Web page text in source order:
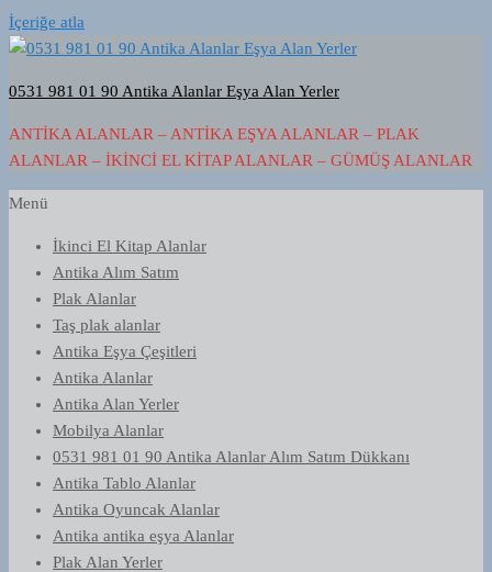
İçeriğe atla
0531 981 01 90 Antika Alanlar Eşya Alan Yerler
ANTIKA ALANLAR – ANTIKA EŞYA ALANLAR – PLAK
ALANLAR – İKINCI EL KITAP ALANLAR – GÜMÜŞ ALANLAR
Menü
İkinci El Kitap Alanlar
Antika Alım Satım
Plak Alanlar
Taş plak alanlar
Antika Eşya Çeşitleri
Antika Alanlar
Antika Alan Yerler
Mobilya Alanlar
0531 981 01 90 Antika Alanlar Alım Satım Dükkanı
Antika Tablo Alanlar
Antika Oyuncak Alanlar
Antika antika eşya Alanlar
Plak Alan Yerler